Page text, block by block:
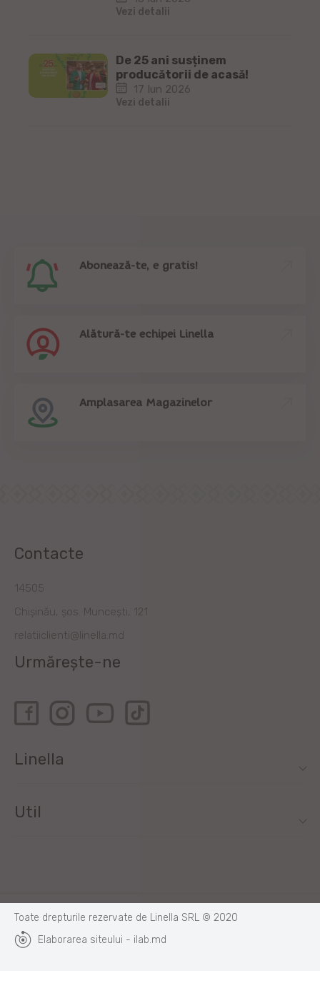
Vezi detalii
De 25 ani susținem
producătorii de acasă!
17 Iun 2026
Vezi detalii
Abonează-te, e gratis!
Alătură-te echipei Linella
Amplasarea Magazinelor
Contacte
14505
Chișinău, șos. Muncești, 121
relatiiclienti@linella.md
Urmărește-ne
Linella
Util
Toate drepturile rezervate de Linella SRL © 2020
Elaborarea siteului - ilab.md